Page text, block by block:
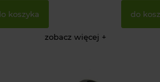
koszyka
zobacz więcej
do